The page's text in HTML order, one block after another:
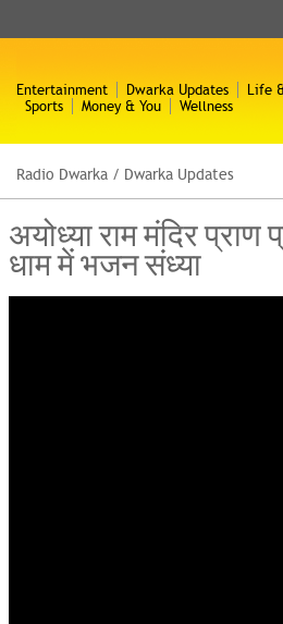
Entertainment Dwarka Updates Life
Sports
Money & You Wellness
Radio Dwarka / Dwarka Updates
अयोध्या राम मंदिर प्राण
धाम में भजन संध्या